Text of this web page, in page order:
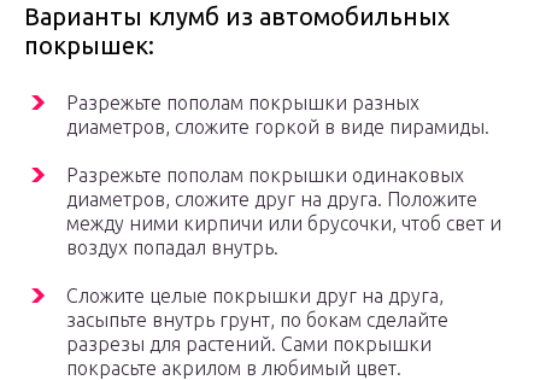
Варианты клумб из автомобильных
покрышек:
Разрежьте пополам покрышки разных
диаметров, сложите горкой в виде пирамиды.
Разрежьте пополам покрышки одинаковых
диаметров, сложите друг на друга. Положите
между ними кирпичи или брусочки, чтоб свет и
воздух попадал внутрь.
Сложите целые покрышки друг на друга,
засыпьте внутрь грунт, по бокам сделайте
разрезы для растений. Сами покрышки
покрасьте акрилом в любимый цвет.